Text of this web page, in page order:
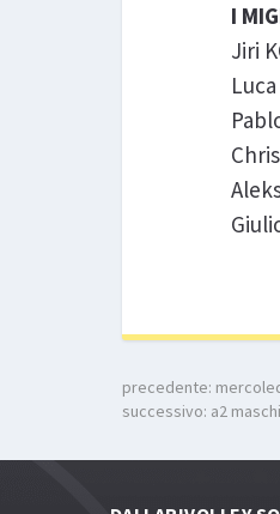
I
Jiri
precedente:
successivo: a2